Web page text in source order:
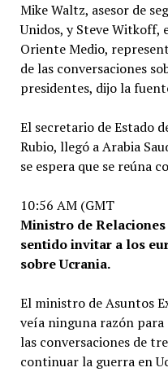
Mike Waltz, asesor de
Unidos, y Steve Witkoff,
Oriente Medio,
de las conversaciones
presidentes, dijo la
El secretario de Estado
Rubio, llegó a Arabia
se espera que se reúna
10:56 AM (GMT
Ministro de
sentido invitar a los
sobre Ucrania.
El ministro de Asuntos
veía ninguna razón
las conversaciones de
continuar la guerra en